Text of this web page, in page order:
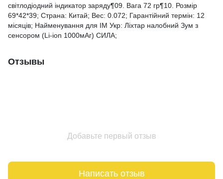
світлодіодний індикатор заряду¶09. Вага 72 гр¶10. Розмір
69*42*39; Страна: Китай; Вес: 0.072; Гарантійний термін: 12
місяців; Найменування для ІМ Укр: Ліхтар налобний Зум з
сенсором (Li-ion 1000мАг) СИЛА;
Отзывы
Добавьте первый отзыв
Написать отзыв